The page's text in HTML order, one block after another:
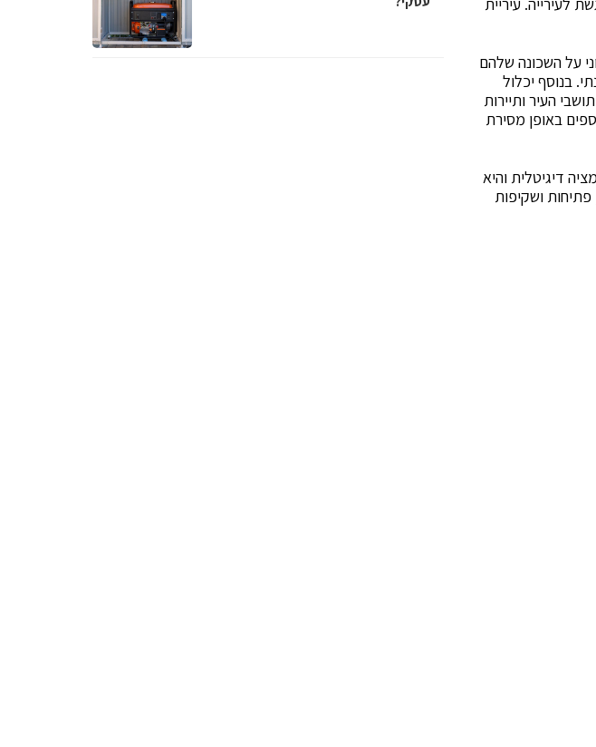
על השכונה שלהם
בנוסף יכלול
העיר ותיירות
נוספים באופן מסירת
דיגיטלית והיא
ושקיפות